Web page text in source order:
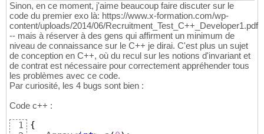
Sinon, en ce moment, j'aime beaucoup faire discuter sur le
code du premier exo là: https://www.x-formation.com/wp-
content/uploads/2014/06/Recruitment_Test_C++_Developer1.pdf
-- mais à réserver à des gens qui affirment un minimum de
niveau de connaissance sur le C++ je dirai. C'est plus un sujet
de conception en C++, où du recul sur les notions d'invariant et
de contrat est nécessaire pour correctement appréhender tous
les problèmes avec ce code.
Par curiosité, les 4 bugs sont bien :
Code c++ :
1
{